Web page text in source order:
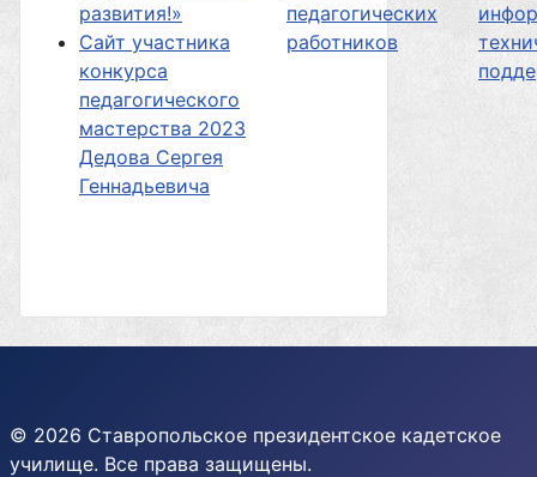
развития!»
Сайт участника
конкурса
педагогического
мастерства 2023
Дедова Сергея
Геннадьевича
педагогических
работников
© 2026 Ставропольское президентское кадетское
училище. Все права защищены.